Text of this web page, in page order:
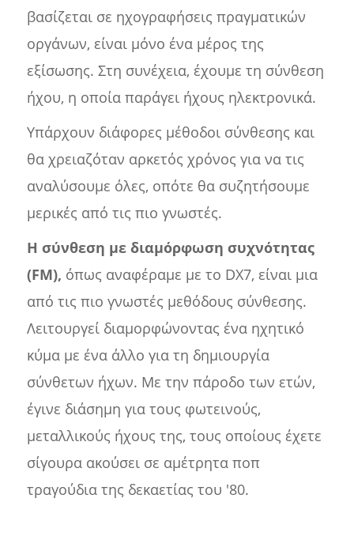
βασίζεται σε ηχογραφήσεις πραγματικών
οργάνων, είναι μόνο ένα μέρος της
εξίσωσης. Στη συνέχεια, έχουμε τη σύνθεση
ήχου, η οποία παράγει ήχους ηλεκτρονικά.
Υπάρχουν διάφορες μέθοδοι σύνθεσης και
θα χρειαζόταν αρκετός χρόνος για να τις
αναλύσουμε όλες, οπότε θα συζητήσουμε
μερικές από τις πιο γνωστές.
Η σύνθεση με διαμόρφωση συχνότητας
(FM), όπως αναφέραμε με το DX7, είναι μια
από τις πιο γνωστές μεθόδους σύνθεσης.
Λειτουργεί διαμορφώνοντας ένα ηχητικό
κύμα με ένα άλλο για τη δημιουργία
σύνθετων ήχων. Με την πάροδο των ετών,
έγινε διάσημη για τους φωτεινούς,
μεταλλικούς ήχους της, τους οποίους έχετε
σίγουρα ακούσει σε αμέτρητα ποπ
τραγούδια της δεκαετίας του '80.